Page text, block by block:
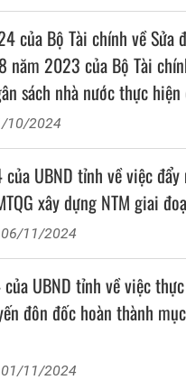
của Bộ Tài chính về Sửa
2023 của Bộ Tài
sách nhà nước thực
10/2024
UBND tỉnh về việc
xây dựng NTM giai
11/2024
UBND tỉnh về việc
đôn đốc hoàn thành
11/2024